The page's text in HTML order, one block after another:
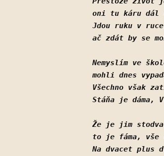
oni tu káru dál
Jdou ruku v
ač zdát by se
Nemyslím ve
mohli dnes
Všechno však
Stáňa je dáma,
Že je jim
to je fáma, vše
Na dvacet plus